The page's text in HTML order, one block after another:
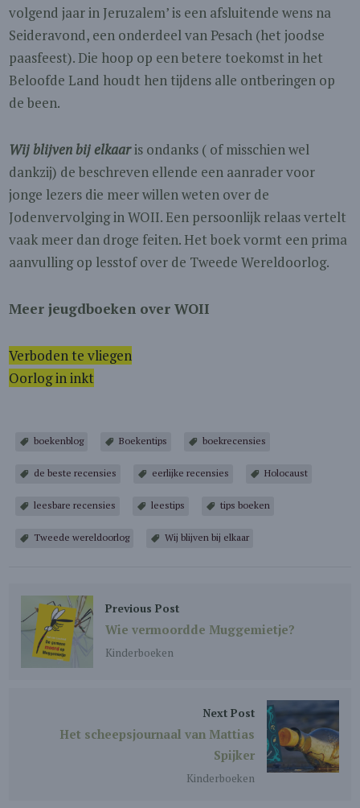
volgend jaar in Jeruzalem’ is een afsluitende wens na
Seideravond, een onderdeel van Pesach (het joodse
paasfeest). Die hoop op een betere toekomst in het
Beloofde Land houdt hen tijdens alle ontberingen op
de been.
Wij blijven bij elkaaris ondanks ( of misschien wel
dankzij) de beschreven ellende een aanrader voor
jonge lezers die meer willen weten over de
Jodenvervolging in WOII. Een persoonlijk relaas vertelt
vaak meer dan droge feiten. Het boek vormt een prima
aanvulling op lesstof over de Tweede Wereldoorlog.
Meer jeugdboeken over WOII
Verboden te vliegen
Oorlog in inkt
boekenblog Boekentips boekrecensies
de beste recensies eerlijke recensies Holocaust
leesbare recensies leestips tips boeken
Tweede wereldoorlog Wij blijven bij elkaar
Previous Post
Wie vermoordde Muggemietje?
Kinderboeken
Next Post
Het scheepsjournaal van Mattias
Spijker
Kinderboeken